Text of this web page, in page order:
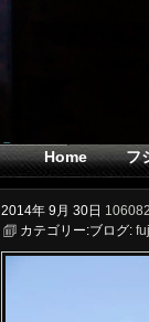
Home フ
2014年 9月 30日
ブログ:
カテゴリー: